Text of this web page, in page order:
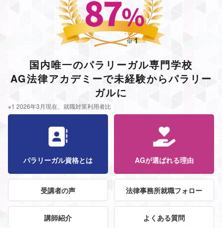
※1 2026年3月現在、就職対策利用者比
国内唯一のパラリーガル専門学校
AG法律アカデミーで未経験からパラリー
ガルに
パラリーガル資格とは AGが選ばれる理由
受講者の声 法律事務所就職フォロー
講師紹介 よくある質問